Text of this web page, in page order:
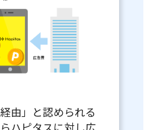
由」と認められる